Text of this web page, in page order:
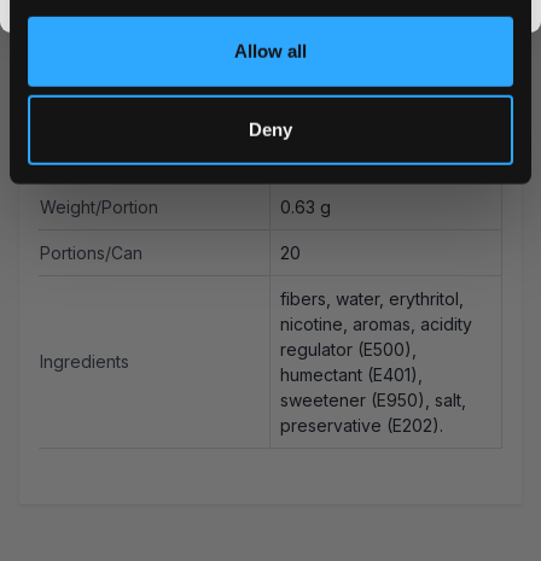
Allow all
Deny
Type All White
Snus Weight/Can 12.5 g
Weight/Portion 0.63 g
Portions/Can 20
Ingredients
fibers, water, erythritol,
nicotine, aromas, acidity
regulator (E500),
humectant (E401),
sweetener (E950), salt,
preservative (E202).